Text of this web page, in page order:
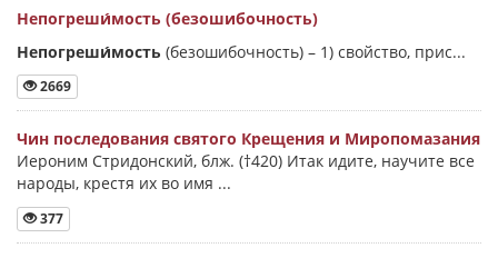
Непогреши́мость (безошибочность)
Непогреши́мость (безошибочность) – 1) свойство, прис...
2669
Чин последования святого Крещения и Миропомазания
Иероним Стридонский, блж. (†420) Итак идите, научите все
народы, крестя их во имя ...
377